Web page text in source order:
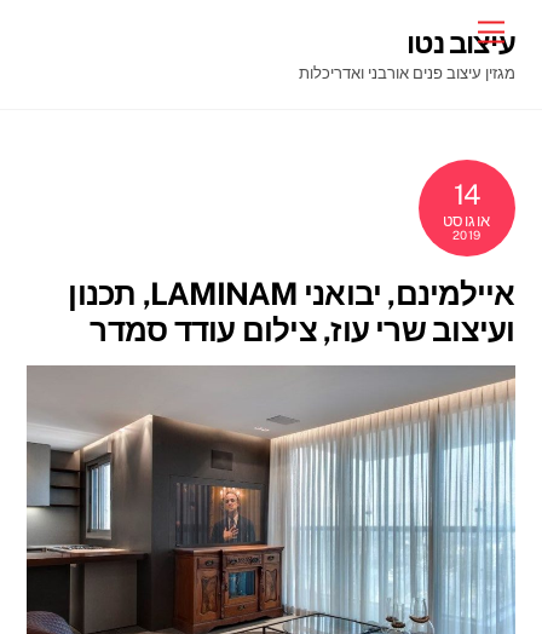
content
Menu
עיצוב נטו
מגזין עיצוב פנים אורבני ואדריכלות
14
אוגוסט
2019
איילמינם, יבואני LAMINAM, תכנון
ועיצוב שרי עוז, צילום עודד סמדר